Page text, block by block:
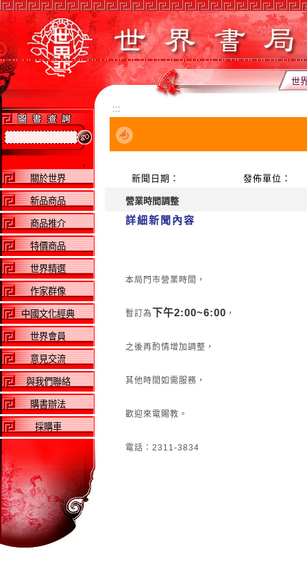
世
關於世界
新品商品
商品推介
特價商品
世界精選
作家群像
中國文化經典
世界會員
意見交流
與我們聯絡
購書辦法
採購車
:::
新聞日期： 發佈單位：
營業時間調整
詳細新聞內容
​本局門市營業時間，
暫訂為下午2:00~6:00 ，
之後再酌情增加調整，
其他時間如需服務，
歡迎來電賜教。
電話：2311-3834